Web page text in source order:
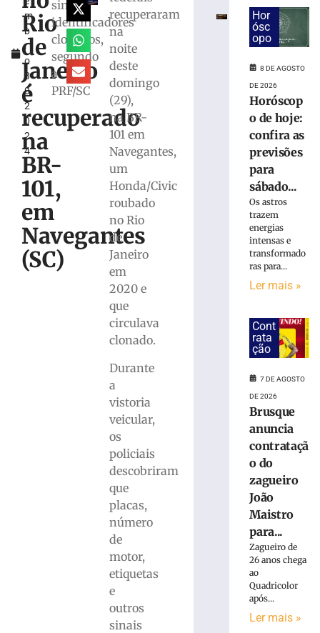
m
b
r
o
3
0,
2
0
2
4
Rio
de
Janeiro
é
recuperado
na
BR-
101,
em
Navegantes
(SC)
sinais
identificadores
clonados,
segundo
a
PRF/SC
recuperaram
na
noite
deste
domingo
(29),
na BR-
101 em
Navegantes,
um
Honda/Civic
roubado
no Rio
de
Janeiro
em
2020 e
que
circulava
clonado.
Durante
a
vistoria
veicular,
os
policiais
descobriram
que
placas,
número
de
motor,
etiquetas
e
outros
sinais
bombeiros
resgatam
Gaspar
pessoas
detidas
suspeita
tráfico
drogas
Brusque
Homem
matou
mulher
Hor
ósc
opo
8 DE AGOSTO
DE 2026
Horóscop
o de hoje:
confira as
previsões
para
sábado...
Os astros
trazem
energias
intensas e
transformado
ras para...
Ler mais »
Cont
rata
ção
7 DE AGOSTO
DE 2026
Brusque
anuncia
contrataçã
o do
zagueiro
João
Maistro
para...
Zagueiro de
26 anos chega
ao
Quadricolor
após...
Ler mais »